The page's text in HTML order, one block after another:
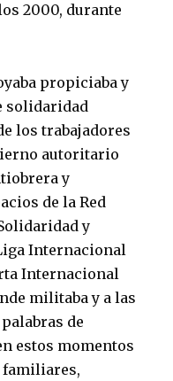
2000, durante
propiciaba y
solidaridad
los trabajadores
autoritario
y
de la Red
y
Internacional
Internacional
militaba y a las
de
estos momentos
familiares,